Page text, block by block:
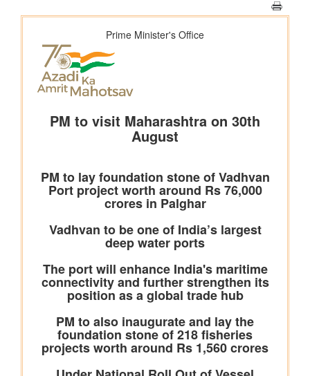
भोपाल में 11 ब्रिक्स संस्कृति मंत्रियों की बैठक संपन्न हुई; भोपाल घोषणापत्र
रक्षा मंत्रालय
भारतीय वायु सेना बैंड द्वारा स्वतंत्रता दिवस समारोह 2026 के दौरान प्रदर्शन
शिक्षा मंत्रालय
प्रधानमंत्री श्री नरेन्द्र मोदी ने आईआईटी दिल्ली के 57वें दीक्षांत समारोह को
इलेक्ट्रानिक्स एवं आईटी मंत्रालय
डिजिलॉकर ने एएईआरआई के साथ साझेदारी करके ऑस्ट्रेलिया जाने वाले
भारतीय छात्रों के लिए दस्तावेज़ सत्यापन प्रक्रिया को तेज़ किया है
यूजर्स के लिए यूपीआई निःशुल्क
विधि एवं न्‍याय मंत्रालय
प्रेस नोट